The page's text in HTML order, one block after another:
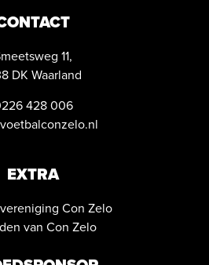
11,
DK Waarland
428 006
EXTRA
Con Zelo
van Con Zelo